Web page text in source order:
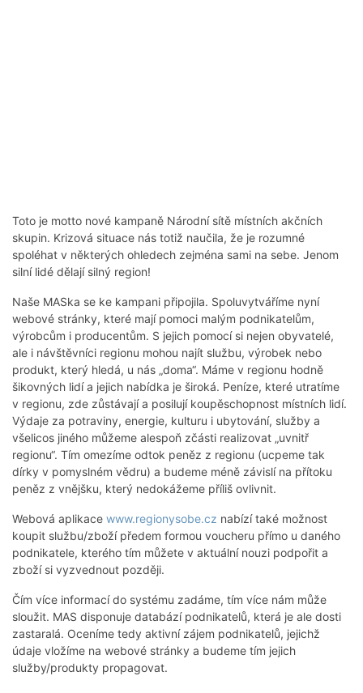
Toto je motto nové kampaně Národní sítě místních akčních
skupin. Krizová situace nás totiž naučila, že je rozumné
spoléhat v některých ohledech zejména sami na sebe. Jenom
silní lidé dělají silný region!
Naše MASka se ke kampani připojila. Spoluvytváříme nyní
webové stránky, které mají pomoci malým podnikatelům,
výrobcům i producentům. S jejich pomocí si nejen obyvatelé,
ale i návštěvníci regionu mohou najít službu, výrobek nebo
produkt, který hledá, u nás „doma“. Máme v regionu hodně
šikovných lidí a jejich nabídka je široká. Peníze, které utratíme
v regionu, zde zůstávají a posilují koupěschopnost místních lidí.
Výdaje za potraviny, energie, kulturu i ubytování, služby a
všelicos jiného můžeme alespoň zčásti realizovat „uvnitř
regionu“. Tím omezíme odtok peněz z regionu (ucpeme tak
dírky v pomyslném vědru) a budeme méně závislí na přítoku
peněz z vnějšku, který nedokážeme příliš ovlivnit.
Webová aplikace www.regionysobe.cz nabízí také možnost
koupit službu/zboží předem formou voucheru přímo u daného
podnikatele, kterého tím můžete v aktuální nouzi podpořit a
zboží si vyzvednout později.
Čím více informací do systému zadáme, tím více nám může
sloužit. MAS disponuje databází podnikatelů, která je ale dosti
zastaralá. Oceníme tedy aktivní zájem podnikatelů, jejichž
údaje vložíme na webové stránky a budeme tím jejich
služby/produkty propagovat.